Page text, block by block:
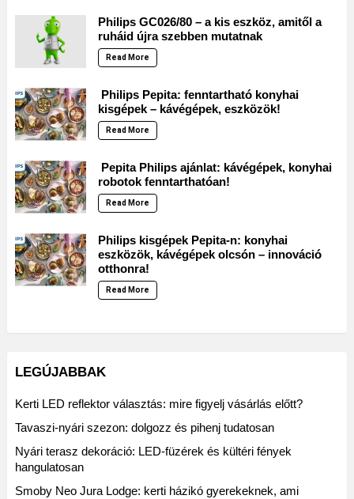
Philips GC026/80 – a kis eszköz, amitől a
ruháid újra szebben mutatnak
Read More
Philips Pepita: fenntartható konyhai
kisgépek – kávégépek, eszközök!
Read More
Pepita Philips ajánlat: kávégépek, konyhai
robotok fenntarthatóan!
Read More
Philips kisgépek Pepita-n: konyhai
eszközök, kávégépek olcsón – innováció
otthonra!
Read More
LEGÚJABBAK
Kerti LED reflektor választás: mire figyelj vásárlás előtt?
Tavaszi-nyári szezon: dolgozz és pihenj tudatosan
Nyári terasz dekoráció: LED-füzérek és kültéri fények
hangulatosan
Smoby Neo Jura Lodge: kerti házikó gyerekeknek, ami